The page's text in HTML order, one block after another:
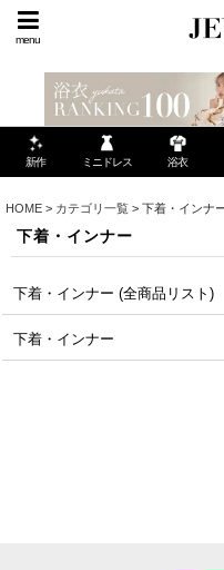
menu
新作 ミニドレス 浴衣
HOME > カテゴリ一覧 > 下着・インナ
下着・インナー
下着・インナー (全商品リスト)
下着・インナー